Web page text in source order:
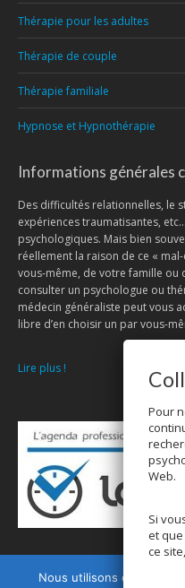
Thérapie pour les adultes
Thérapie de couple
Thérapie familiale
Hypnose et Hypnothérapie
Informations générales
Des difficultés relationnelles, le
expériences traumatisantes,
psychologiques. Mais bien
réellement la raison de ce «
vous-même, de votre famille ou
consulter un psychologue ou
médecin généraliste peut vous
libre d’en choisir un par vous-
Lire plus !
Pour
Web.
Si
et
ce
Nous utilisons des